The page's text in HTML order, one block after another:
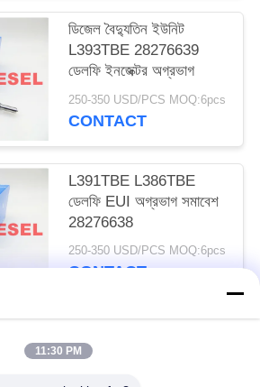
ডিজেল বৈদ্যুতিন ইউনিট
L393TBE 28276639
ডেলফি ইনজেক্টর অগ্রভাগ
250-350 USD/PCS MOQ:6pcs
CONTACT
L391TBE L386TBE
ডেলফি EUI অগ্রভাগ সমাবেশ
28276638
250-350 USD/PCS MOQ:6pcs
CONTACT
11:30 PM